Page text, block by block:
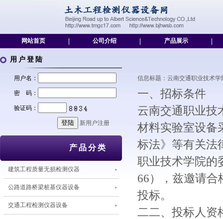
网站首页 公司介绍 产品展示
用户登陆
用户名：
密 码：
验证码：
新用户注册
产品分类
建筑工程质量无损检测仪器
公路道路桥梁桩基仪器设备
交通工程检测仪器设备
信息标题：云南交通职业技术学
一、招标条件
云南交通职业技
材料实验室设备
标法》等有关法
职业技术学院的
66），兹邀请
投标。
二二、投标人资